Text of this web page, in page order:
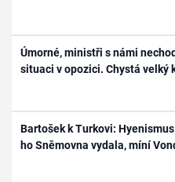
Úmorné, ministři s námi
situaci v opozici. Chystá velký
Bartošek k Turkovi:
ho Sněmovna vydala, míní